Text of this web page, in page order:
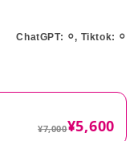
ChatGPT: ⚪︎, Tiktok: ⚪︎
¥7,000¥5,600